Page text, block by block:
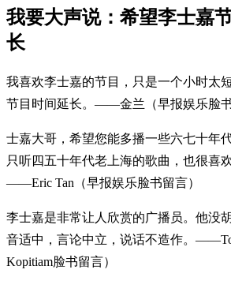
我要大声说：希望李士嘉
长
我喜欢李士嘉的节目，只是一个小时太
节目时间延长。——金兰（早报娱乐脸书
士嘉大哥，希望您能多播一些六七十年
只听四五十年代老上海的歌曲，也很喜
——Eric Tan（早报娱乐脸书留言）
李士嘉是非常让人欣赏的广播员。他没
音适中，言论中立，说话不造作。
Kopitiam脸书留言）